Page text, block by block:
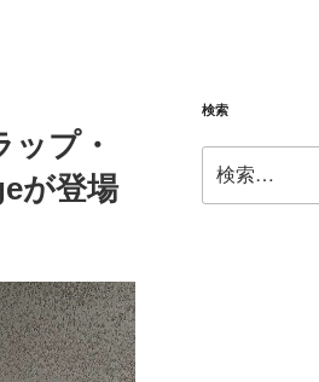
プ・
が登場
検索
索: